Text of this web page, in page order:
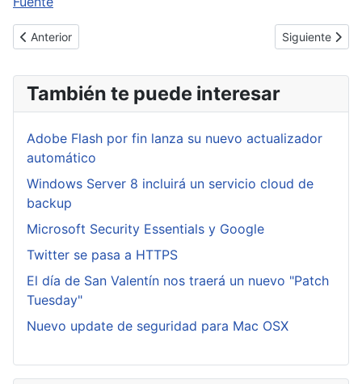
Artículo anterior: Grave fallo de seguridad en Google Webmaster
Anterior Artículo
Siguiente
También te puede interesar
Adobe Flash por fin lanza su nuevo actualizador
automático
Windows Server 8 incluirá un servicio cloud de
backup
Microsoft Security Essentials y Google
Twitter se pasa a HTTPS
El día de San Valentín nos traerá un nuevo "Patch
Tuesday"
Nuevo update de seguridad para Mac OSX